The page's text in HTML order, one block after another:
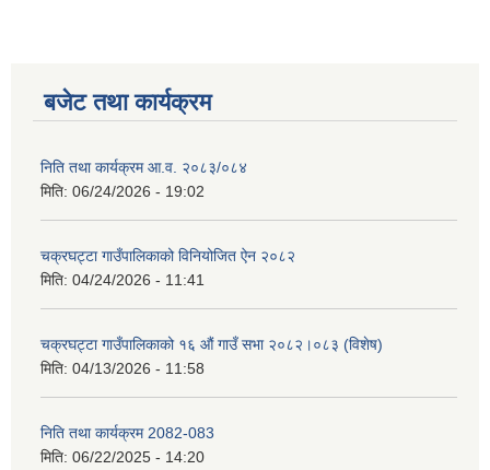
बजेट तथा कार्यक्रम
निति तथा कार्यक्रम आ‍.व. २०८३/०८४
मिति: 06/24/2026 - 19:02
चक्रघट्टा गाउँपालिकाको विनियोजित ऐन २०८२
मिति: 04/24/2026 - 11:41
चक्रघट्टा गाउँपालिकाको १६ औं गाउँ सभा २०८२।०८३ (विशेष)
मिति: 04/13/2026 - 11:58
निति तथा कार्यक्रम 2082-083
मिति: 06/22/2025 - 14:20